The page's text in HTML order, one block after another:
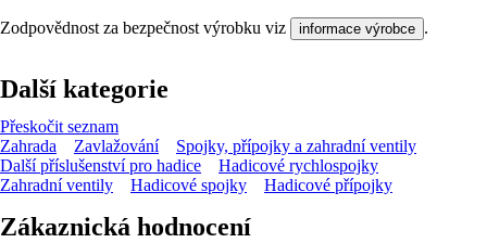
Zodpovědnost za bezpečnost výrobku viz informace výrobce .
Další kategorie
Přeskočit seznam
Zahrada
Zavlažování
Spojky, přípojky a zahradní ventily
Další příslušenství pro hadice
Hadicové rychlospojky
Zahradní ventily
Hadicové spojky Hadicové přípojky
Zákaznická hodnocení